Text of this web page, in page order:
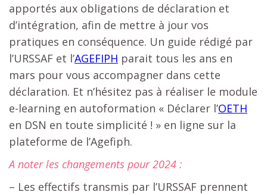
apportés aux obligations de déclaration et
d’intégration, afin de mettre à jour vos
pratiques en conséquence. Un guide rédigé par
l’URSSAF et l’AGEFIPH parait tous les ans en
mars pour vous accompagner dans cette
déclaration. Et n’hésitez pas à réaliser le module
e-learning en autoformation « Déclarer l’OETH
en DSN en toute simplicité ! » en ligne sur la
plateforme de l’Agefiph.
A noter les changements pour 2024 :
– Les effectifs transmis par l’URSSAF prennent